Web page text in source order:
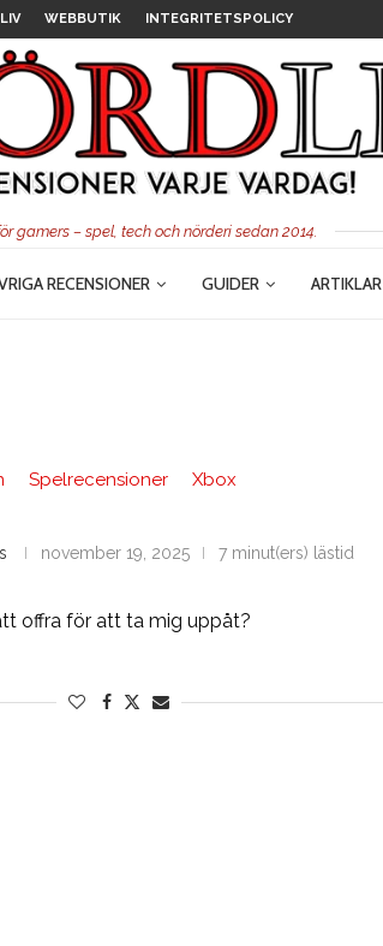
WEBBUTIK INTEGRITETSPOLICY
gamers – spel, tech och nörderi sedan 2014.
RECENSIONER GUIDER ARTIKLAR
Spelrecensioner Xbox
november 19, 2025 7 minut(ers) lästid
offra för att ta mig uppåt?